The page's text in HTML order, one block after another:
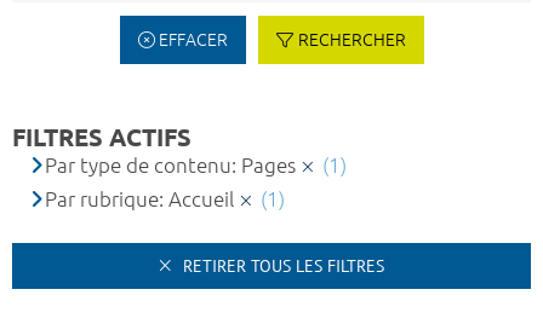
EFFACER RECHERCHER
FILTRES ACTIFS
Par type de contenu: Pages
(1)
Par rubrique: Accueil
(1)
RETIRER TOUS LES FILTRES